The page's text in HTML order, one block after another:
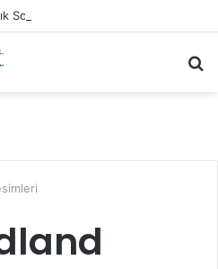
Sorulan Sorular ve Cevaplar